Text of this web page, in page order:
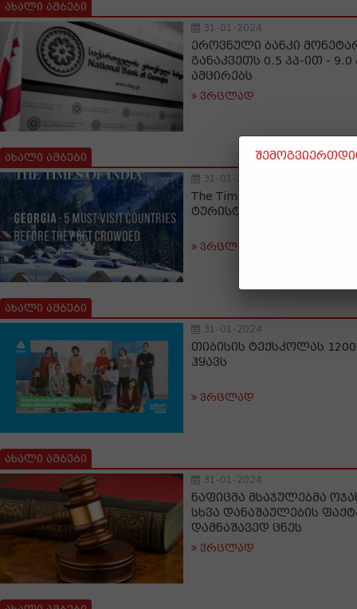
ახალი ამბები
31-01-2024
ეროვნული ბანკი
განაკვეთს 0.5 პპ-ით -
ამცირებს
ვრცლად
ახალი ამბები
31-01-2024
The Times of India
ტურისტულ
ვრცლად
ახალი ამბები
31-01-2024
თიბისის ტექსკოლას
ჰყავს
ვრცლად
ახალი ამბები
31-01-2024
ნაფიცმა მსაჯულებმა
სხვა დანაშაულების
დამნაშავედ ცნეს
ვრცლად